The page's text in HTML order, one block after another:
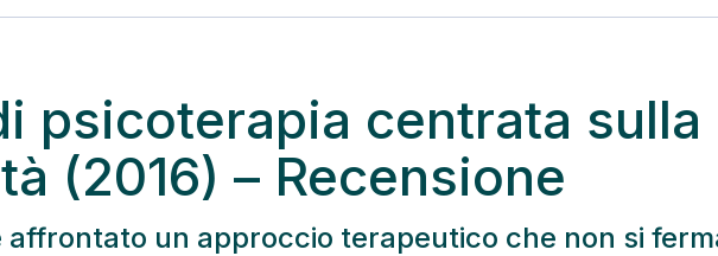
psicoterapia centrata sulla
(2016) – Recensione
affrontato un approccio terapeutico che non si